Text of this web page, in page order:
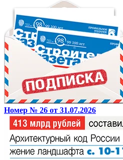
Номер № 26 от 31.07.2026